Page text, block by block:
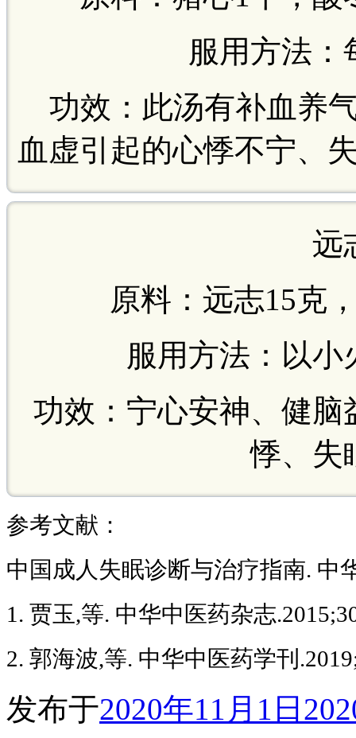
服用方法：
功效：此汤有补血养
血虚引起的心悸不宁、
远
原料：远志15克
服用方法：以小
功效：宁心安神、健
悸、失
参考文献：
中国成人失眠诊断与治疗指南. 中
1. 贾玉,等. 中华中医药杂志
2. 郭海波,等. 中华中医药学刊
发布于2020年11月1日